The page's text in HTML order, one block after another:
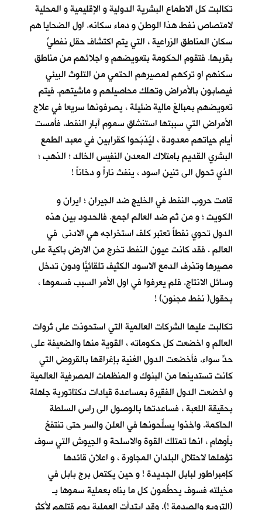
تكالبت كل الاطماع البشرية الدولية و الإقليمية و المحلية
لامتصاص نفط هذا الوطن و دماء سكانه. اول الضحايا هم
سكان المناطق الزراعية ، التي يتم اكتشاف حقلٍ نفطيٍّ
بقربها. فتقوم الحكومة بتعويضهم و اجلائهم من مناطق
سكنهم او تركهم لمصيرهم الحتمي من التلوث البيئي
فيصابون بالأمراض وتهلك محاصيلهم و ماشيتهم. فيتم
تعويضهم بمبالغ مالية ضئيلة ، يصرفونها سريعا في علاج
الأمراض التي سببتها استنشاق سموم آبار النفط. فأمست
أيام حياتهم معدودة ، ليُذبَحوا كقرابين في معبد الطمع
البشري القديم بامتلاك المعدن النفيس الخالد ؛ الذهب ؛
الذي تحول الى تنين اسود ، ينفث ناراً و دخاناً !
قامت حروب النفط في الخليج ضد الجيران ؛ ايران و
الكويت ؛ و من ثم ضد العالم اجمع. فالحدود بين هذه
الدول تحوي نفطاً تعتبر كلف استخراجه هي الادنى في
العالم . فقد كانت عيون النفط تخرج من الارض باكية على
مصيرها وتذرف الدمع الاسود الكثيف تلقائيّاً ودون تدخل
وسائل الانتاج. فلم يعرفوا في اول الأمر السبب فسموها ،
بحقول( نفط مجنون) !
تكالبت عليها الشركات العالمية التي استحوذت على ثروات
العالم و اخضعت كل حكوماته ، القوية منها والضعيفة على
حدٍّ سواء. فأخضعت الدول الغنية بإغراقها بالقروض التي
كانت تستدينها من البنوك و المنظمات المصرفية العالمية
و اخضعت الدول الفقيرة بمساعدة قيادات دكتاتورية جاهلة
بحقيقة اللعبة ، فساعدتها بالوصول الى راس السلطة
الحاكمة. واخذوا يسلِّحونها في العلن والسر حتى تنتفخ
بأوهام ، انها تمتلك القوة والاسلحة و الجيوش التي سوف
تؤهلها لاحتلال البلدان المجاورة ، و اعلان قائدها
كإمبراطور لبابل الجديدة ! و حين يكتمل برج بابل في
مخيلته فسوف يحطِّمون كل ما بناه بعملية سموها بـ